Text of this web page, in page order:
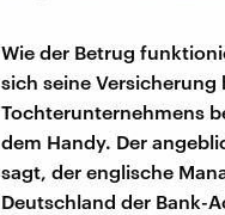
Wie der Betrug
sich seine
Tochterunternehmens
dem Handy. Der
sagt, der englische
Deutschland der Bank-